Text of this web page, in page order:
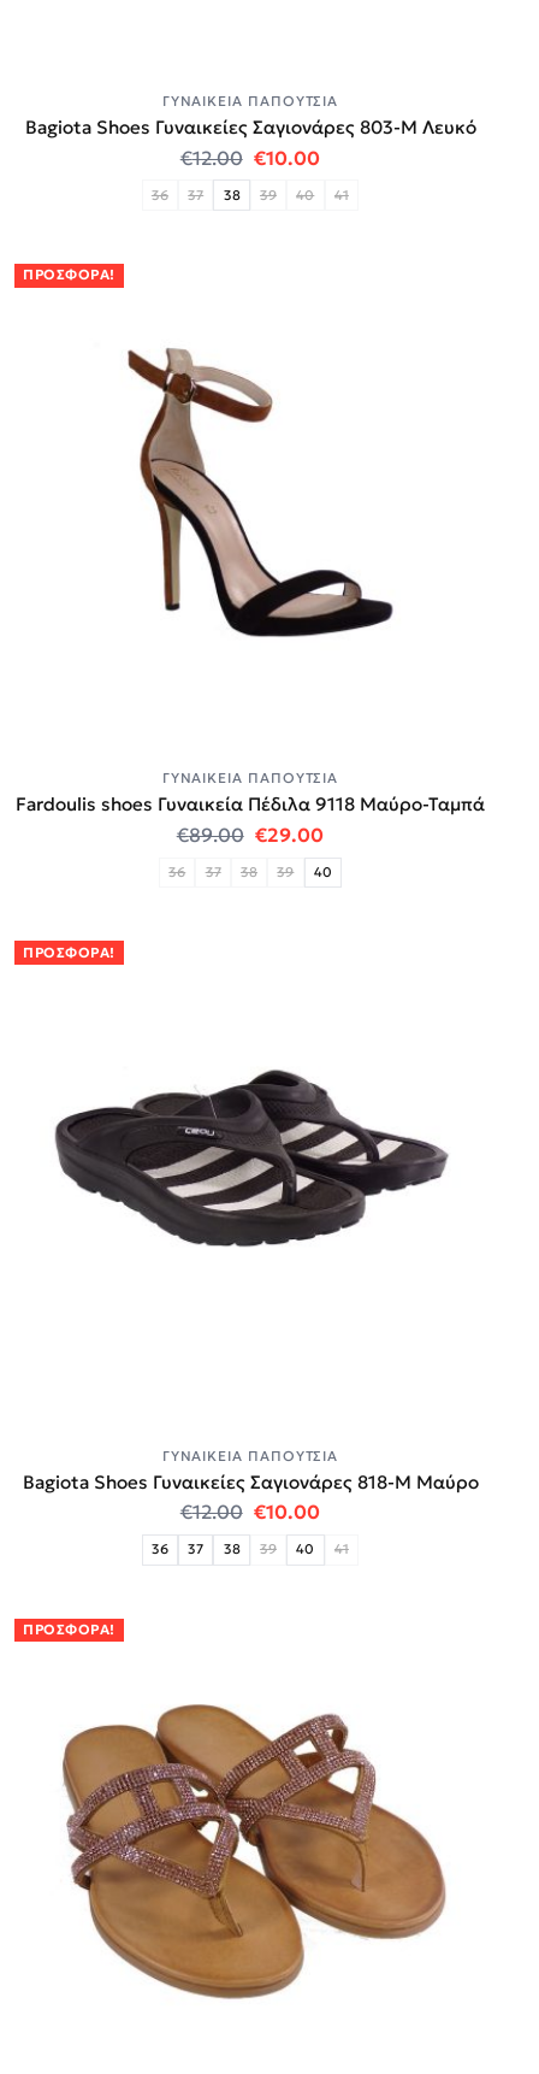
ΓΥΝΑΙΚΕΊΑ ΠΑΠΟΎΤΣΙΑ
Bagiota Shoes Γυναικείες Σαγιονάρες 803-Μ Λευκό
€12.00 Original price was: €12.00.
€10.00Η τρέχουσα τιμή
36 37 38 39 40 41
ΠΡΟΣΦΟΡΆ!
ΓΥΝΑΙΚΕΊΑ ΠΑΠΟΎΤΣΙΑ
Fardoulis shoes Γυναικεία Πέδιλα 9118 Μαύρο-Ταμπά
€89.00 Original price was: €89.00.
€29.00Η τρέχουσα τιμή
36 37 38 39 40
ΠΡΟΣΦΟΡΆ!
ΓΥΝΑΙΚΕΊΑ ΠΑΠΟΎΤΣΙΑ
Bagiota Shoes Γυναικείες Σαγιονάρες 818-Μ Μαύρο
€12.00 Original price was: €12.00.
€10.00Η τρέχουσα τιμή
36 37 38 39 40 41
ΠΡΟΣΦΟΡΆ!